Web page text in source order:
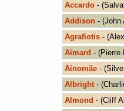
Accardo -
Addison - (John
Agrafiotis -
Aimard - (Pierre
Ainomäe -
Albright -
Almond - (Cliff